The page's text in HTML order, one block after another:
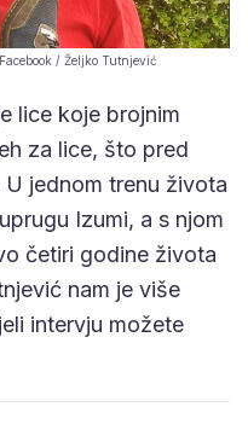
/ Željko Tutnjević
lice koje brojnim
za lice, što pred
jednom trenu života
Izumi, a s njom
četiri godine života
nam je više
intervju možete